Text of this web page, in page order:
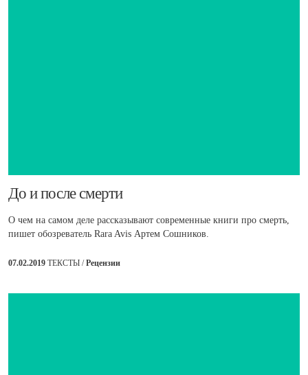
​До и после смерти
О чем на самом деле рассказывают современные книги про смерть,
пишет обозреватель Rara Avis Артем Сошников.
07.02.2019 ТЕКСТЫ /Рецензии